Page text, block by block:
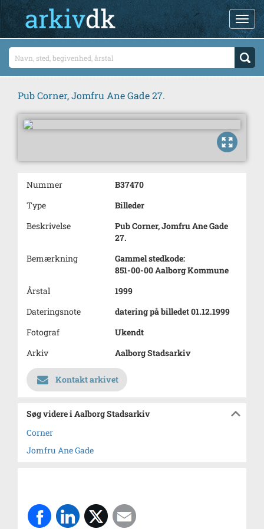
Pub Corner, Jomfru Ane Gade 27.
Nummer
B37470
Type
Billeder
Beskrivelse
Pub Corner, Jomfru Ane Gade
27.
Bemærkning
Gammel stedkode:
851-00-00 Aalborg Kommune
Årstal
1999
Dateringsnote
datering på billedet 01.12.1999
Fotograf
Ukendt
Arkiv
Aalborg Stadsarkiv
Kontakt arkivet
Søg videre i Aalborg Stadsarkiv
Corner
Jomfru Ane Gade